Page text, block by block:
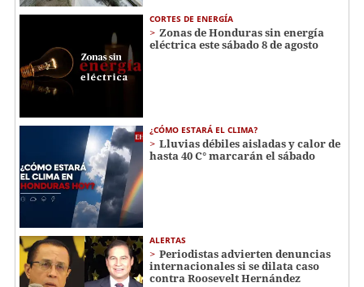
CORTES DE ENERGÍA
Zonas de Honduras sin energía
eléctrica este sábado 8 de agosto
¿CÓMO ESTARÁ EL CLIMA?
Lluvias débiles aisladas y calor de
hasta 40 C° marcarán el sábado
ALERTAS
Periodistas advierten denuncias
internacionales si se dilata caso
contra Roosevelt Hernández